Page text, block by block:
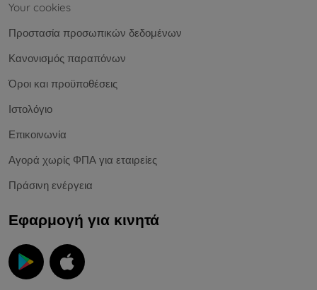
Your cookies
Προστασία προσωπικών δεδομένων
Κανονισμός παραπόνων
Όροι και προϋποθέσεις
Ιστολόγιο
Επικοινωνία
Αγορά χωρίς ΦΠΑ για εταιρείες
Πράσινη ενέργεια
Εφαρμογή για κινητά